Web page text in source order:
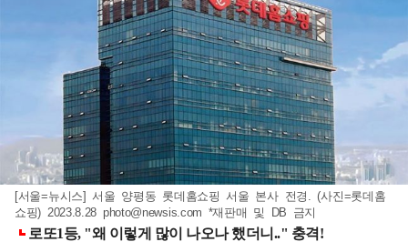
[서울=뉴시스] 서울 양평동 롯데홈쇼핑 서울 본사 전경. (사진=롯데홈
쇼핑) 2023.8.28 photo@newsis.com *재판매 및 DB 금지